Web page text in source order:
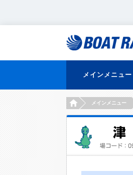
メインメニュー
HOMEメインメニュー